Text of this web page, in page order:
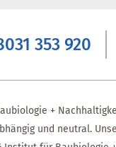
353 920
+
und neutral.